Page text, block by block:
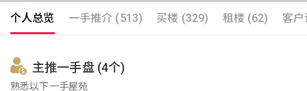
个人总览 一手推介 (513) 买楼 (329) 租楼 (62) 客
主推一手盘 (4个)
熟悉以下一手屋苑